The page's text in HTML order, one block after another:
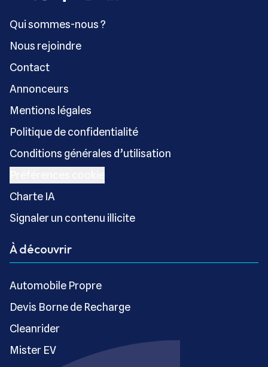
Qui sommes-nous ?
Nous rejoindre
Contact
Annonceurs
Mentions légales
Politique de confidentialité
Conditions générales d’utilisation
Charte IA
Signaler un contenu illicite
À découvrir
Automobile Propre
Devis Borne de Recharge
Cleanrider
Mister EV